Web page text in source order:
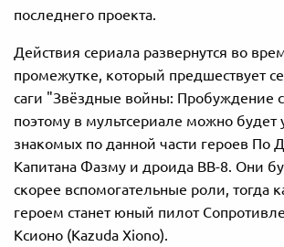
последнего проекта.
Действия сериала развернутся во
промежутке, который предшествует
саги "Звёздные войны: Пробуждение
поэтому в мультсериале можно будет
знакомых по данной части героев По
Капитана Фазму и дроида BB-8. Они
скорее вспомогательные роли, тогда
героем станет юный пилот
Ксионо (Kazuda Xiono).